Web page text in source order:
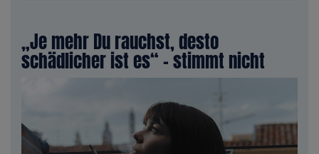
„Je mehr Du rauchst, desto
schädlicher ist es“ – stimmt nicht